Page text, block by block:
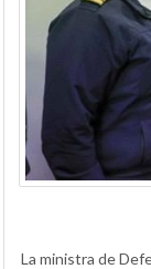
La ministra de